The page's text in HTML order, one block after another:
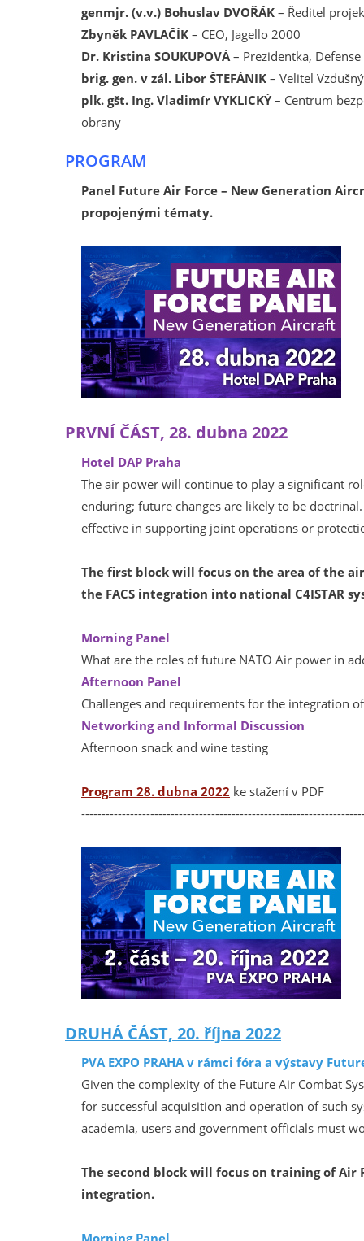
genmjr. (v.v.) Bohuslav DVOŘÁK – Ředitel
Zbyněk PAVLAČÍK – CEO, Jagello 2000
Dr. Kristina SOUKUPOVÁ– Prezidentka,
brig. gen. v zál. Libor ŠTEFÁNIK – Velitel
plk. gšt. Ing. Vladimír VYKLICKÝ – Centrum
obrany
PROGRAM
Panel Future Air Force – New Generation
propojenými tématy.
PRVNÍ ČÁST, 28. dubna 2022
Hotel DAP Praha
The air power will continue to play a significant
enduring; future changes are likely to be
effective in supporting joint operations or
The first block will focus on the area of the
the FACS integration into national C4ISTAR
Morning Panel
What are the roles of future NATO Air power in
Afternoon Panel
Challenges and requirements for the integration
Networking and Informal Discussion
Afternoon snack and wine tasting
Program 28. dubna 2022 ke stažení v PDF
DRUHÁ ČÁST, 20. října 2022
PVA EXPO PRAHA v rámci fóra a výstavy
Given the complexity of the Future Air Combat
for successful acquisition and operation of such
academia, users and government officials must
The second block will focus on training of
integration.